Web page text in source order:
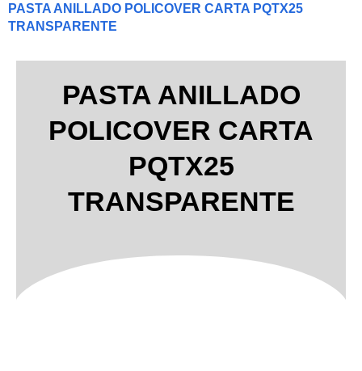
PASTA ANILLADO POLICOVER CARTA PQTX25
TRANSPARENTE
PASTA ANILLADO
POLICOVER CARTA
PQTX25
TRANSPARENTE